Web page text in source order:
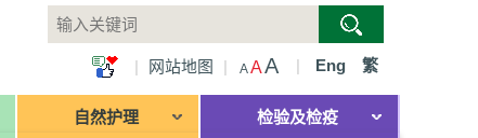
| 网站地图 | AAA | Eng 繁
自然护理 检验及检疫